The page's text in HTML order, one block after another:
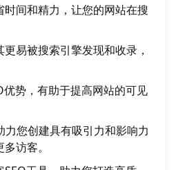
间和精力，让您的网站在搜
易被搜索引擎发现和收录，
优势，有助于提高网站的可见
力您创建具有吸引力和影响力
访客。